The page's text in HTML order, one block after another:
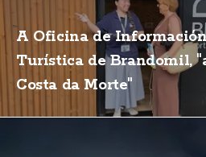
A Oficina de
Turística de Brandomil,
Costa da Morte"